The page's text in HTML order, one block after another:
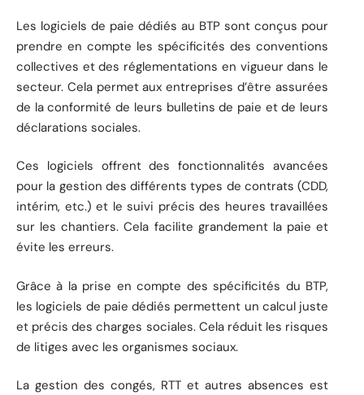
Les logiciels de paie dédiés au BTP sont conçus pour
prendre en compte les spécificités des conventions
collectives et des réglementations en vigueur dans le
secteur. Cela permet aux entreprises d’être assurées
de la conformité de leurs bulletins de paie et de leurs
déclarations sociales.
Ces logiciels offrent des fonctionnalités avancées
pour la gestion des différents types de contrats (CDD,
intérim, etc.) et le suivi précis des heures travaillées
sur les chantiers. Cela facilite grandement la paie et
évite les erreurs.
Grâce à la prise en compte des spécificités du BTP,
les logiciels de paie dédiés permettent un calcul juste
et précis des charges sociales. Cela réduit les risques
de litiges avec les organismes sociaux.
La gestion des congés, RTT et autres absences est